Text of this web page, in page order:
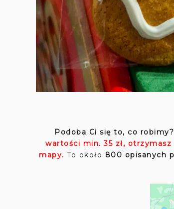
Podoba Ci się to, co robimy?
wartości min. 35 zł,
mapy. To około 800 opisanych